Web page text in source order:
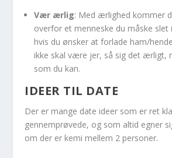
Vær ærlig: Med ærlighed kommer
overfor et menneske du måske slet
hvis du ønsker at forlade ham/
ikke skal være jer, så sig det ærligt,
som du kan.
IDEER TIL DATE
Der er mange date ideer som er ret
gennemprøvede, og som altid egner
om der er kemi mellem 2 personer.